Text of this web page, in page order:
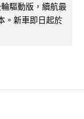
驅動版，續航最
。新車即日起於